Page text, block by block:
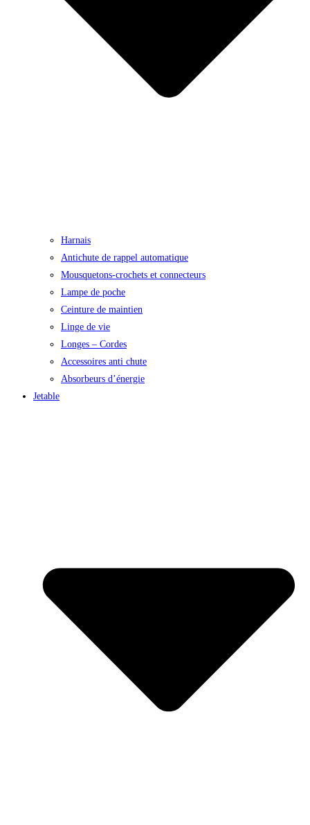
Harnais
Antichute de rappel automatique
Mousquetons-crochets et connecteurs
Lampe de poche
Ceinture de maintien
Linge de vie
Longes – Cordes
Accessoires anti chute
Absorbeurs d’énergie
Jetable